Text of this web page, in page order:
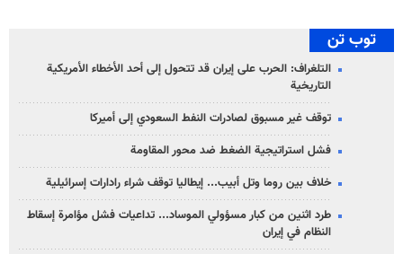
توب تن
التلغراف: الحرب على إيران قد تتحول إلى أحد الأخطاء الأمريكية
التاريخية
توقف غير مسبوق لصادرات النفط السعودي إلى أميركا
فشل استراتيجية الضغط ضد محور المقاومة
خلاف بين روما وتل أبيب... إيطاليا توقف شراء رادارات إسرائيلية
طرد اثنين من كبار مسؤولي الموساد... تداعيات فشل مؤامرة إسقاط
النظام في إيران